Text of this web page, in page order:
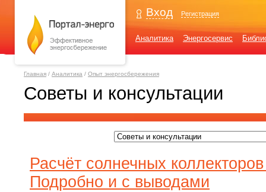
Вход Регистрация
Аналитика Энергосервис
Главная / Аналитика / Опыт энергосбережения
Советы и консультации
Расчёт солнечных
Подробно и с выводами